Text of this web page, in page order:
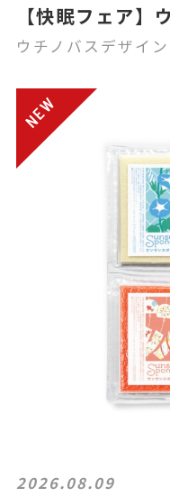
【快眠フェア】
ウチノバスデザイ
2026.08.09